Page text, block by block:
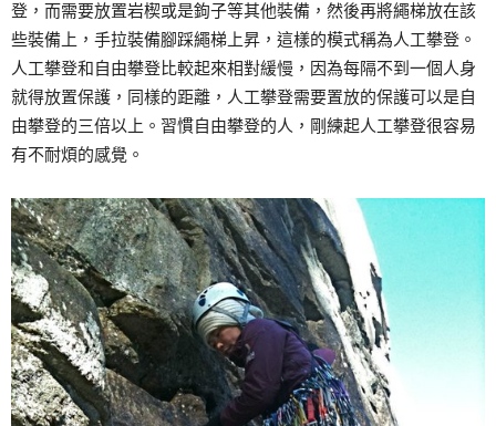
登，而需要放置岩楔或是鉤子等其他裝備，然後再將繩梯放在該
些裝備上，手拉裝備腳踩繩梯上昇，這樣的模式稱為人工攀登。
人工攀登和自由攀登比較起來相對緩慢，因為每隔不到一個人身
就得放置保護，同樣的距離，人工攀登需要置放的保護可以是自
由攀登的三倍以上。習慣自由攀登的人，剛練起人工攀登很容易
有不耐煩的感覺。